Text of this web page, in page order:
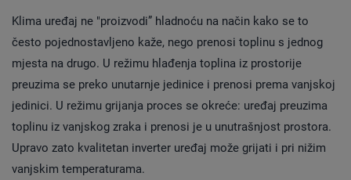
Klima uređaj ne "proizvodi” hladnoću na način kako se to
često pojednostavljeno kaže, nego prenosi toplinu s jednog
mjesta na drugo. U režimu hlađenja toplina iz prostorije
preuzima se preko unutarnje jedinice i prenosi prema vanjskoj
jedinici. U režimu grijanja proces se okreće: uređaj preuzima
toplinu iz vanjskog zraka i prenosi je u unutrašnjost prostora.
Upravo zato kvalitetan inverter uređaj može grijati i pri nižim
vanjskim temperaturama.